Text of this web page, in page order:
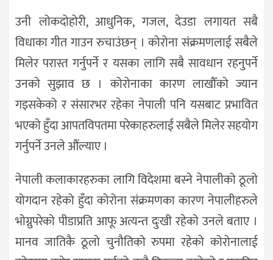
उनी लोकदोहोरी, आधुनिक, गजल, देउडा लगायत सबै
विधाका गीत गाउन रुचाउंछन् । कोरोना संक्रमणलाई सबैले
मिलेर परास्त गर्नुपर्ने र यसका लागि सबै सावधान रहनुपर्ने
उनको सुझाव छ । कोरोनाका कारण लाखौँको ज्यान
गइसकेको र संसारभर रहेका नेपाली पनि यसबाट प्रभावित
भएको हुँदा आपतविपतमा परेकाहरुलाई सबैले मिलेर सहयोग
गर्नुपर्ने उनले औंल्याए ।
नेपाली कलाकारहरुका लागि विदेशमा बस्ने नेपालीको ठूलो
योगदान रहेको हुँदा कोरोना संक्रमणका कारण नेपालीहरुले
भोग्नुपरेको पीडाप्रति आफू अत्यन्त दुःखी रहेको उनले बताए ।
मानव जातिकै ठूलो चुनौतिको रुपमा रहेको कोरोनालाई